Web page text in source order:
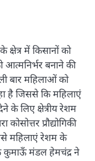
क्षेत्र में किसानों को
बनाने की
बार महिलाओं को
है जिससे कि महिलाएं
के लिए क्षेत्रीय रेशम
प्रौद्योगिकी
महिलाएं रेशम के
कुमाऊँ मंडल हेमचंद्र ने